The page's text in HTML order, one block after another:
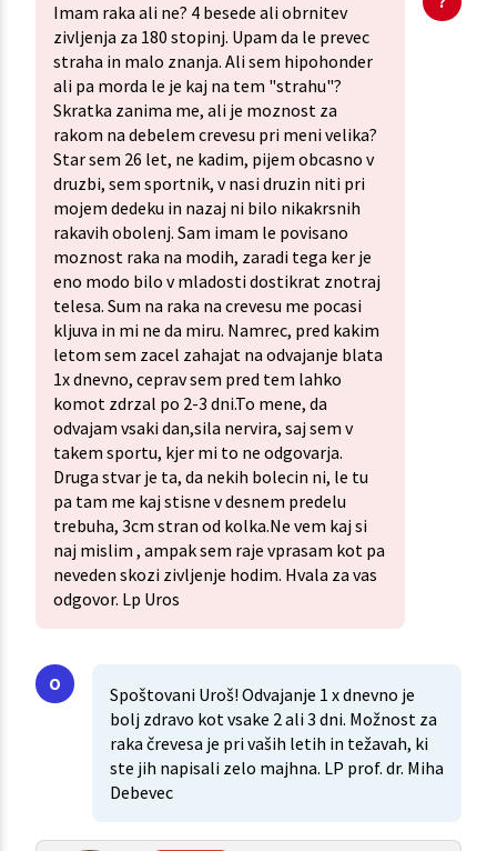
Imam raka ali ne? 4 besede ali obrnitev
zivljenja za 180 stopinj. Upam da le prevec
straha in malo znanja. Ali sem hipohonder
ali pa morda le je kaj na tem "strahu"?
Skratka zanima me, ali je moznost za
rakom na debelem crevesu pri meni velika?
Star sem 26 let, ne kadim, pijem obcasno v
druzbi, sem sportnik, v nasi druzin niti pri
mojem dedeku in nazaj ni bilo nikakrsnih
rakavih obolenj. Sam imam le povisano
moznost raka na modih, zaradi tega ker je
eno modo bilo v mladosti dostikrat znotraj
telesa. Sum na raka na crevesu me pocasi
kljuva in mi ne da miru. Namrec, pred kakim
letom sem zacel zahajat na odvajanje blata
1x dnevno, ceprav sem pred tem lahko
komot zdrzal po 2-3 dni.To mene, da
odvajam vsaki dan,sila nervira, saj sem v
takem sportu, kjer mi to ne odgovarja.
Druga stvar je ta, da nekih bolecin ni, le tu
pa tam me kaj stisne v desnem predelu
trebuha, 3cm stran od kolka.Ne vem kaj si
naj mislim , ampak sem raje vprasam kot pa
neveden skozi zivljenje hodim. Hvala za vas
odgovor. Lp Uros
Spoštovani Uroš! Odvajanje 1 x dnevno je
bolj zdravo kot vsake 2 ali 3 dni. Možnost za
raka črevesa je pri vaših letih in težavah, ki
ste jih napisali zelo majhna. LP prof. dr. Miha
Debevec